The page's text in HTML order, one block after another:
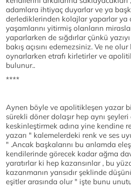
adamlara ihtiyaç duyarlar ve ya
derlediklerinden kolajlar yaparlar ya
yaşamlarını yitirmiş olanların
yaparlarken de sığdırlar çünkü
bakış açısını edemezsiniz. Ve ne
oynarlarken etrafı kirletirler ve
bulunur..
****
Aynen böyle ve apolitikleşen yazar
sürekli döner dolaşır hep aynı
keskinleştirmek adına yine kendine
yazarı " kalemelerdeki renk ve ses
" .Ancak başkalarını bu anlamda
kendilerinde görecek kadar ağma
yaratırlar ki hep kazansınlar , bu
kazanmanın yarısıdır şeklinde
eşitler arasında olur " işte bunu